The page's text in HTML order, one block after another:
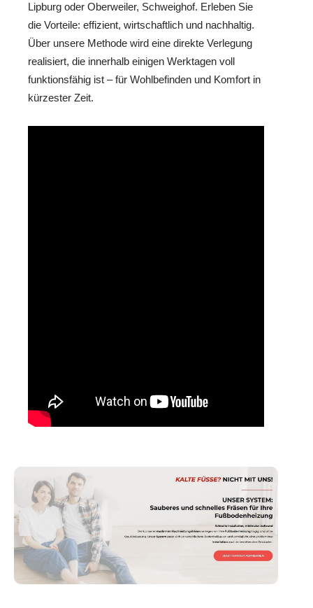
Lipburg oder Oberweiler, Schweighof. Erleben Sie
die Vorteile: effizient, wirtschaftlich und nachhaltig.
Über unsere Methode wird eine direkte Verlegung
realisiert, die innerhalb einigen Werktagen voll
funktionsfähig ist – für Wohlbefinden und Komfort in
kürzester Zeit.